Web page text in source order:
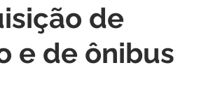
de
e de ônibus